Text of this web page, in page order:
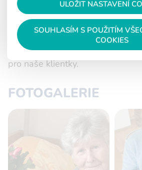
18.12.2025
Děkujeme panu Linhartovi za
pro naše klientky.
FOTOGALERIE
ULOŽIT NASTAVENÍ
SOUHLASÍM S POUŽITÍM
COOKIES